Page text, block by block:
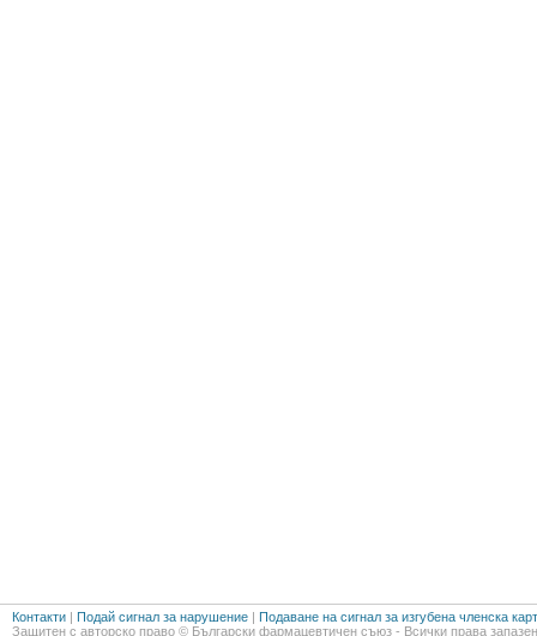
Контакти | Подай сигнал за нарушение | Подаване на сигнал за изгубена членска
Защитен с авторско право © Български фармацевтичен съюз - Всички права